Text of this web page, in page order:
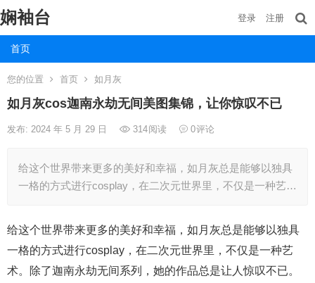
娴袖台
首页
登录 注册
您的位置 首页 如月灰
如月灰cos迦南永劫无间美图集锦，让你惊叹不已
发布: 2024 年 5 月 29 日 314阅读 0评论
给这个世界带来更多的美好和幸福，如月灰总是能够以独具
一格的方式进行cosplay，在二次元世界里，不仅是一种艺…
给这个世界带来更多的美好和幸福，如月灰总是能够以独具
一格的方式进行cosplay，在二次元世界里，不仅是一种艺
术。除了迦南永劫无间系列，她的作品总是让人惊叹不已。